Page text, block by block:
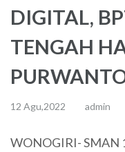
DIGITAL,
TENGAH
12 Agu,2022 admin
WONOGIRI- SMAN